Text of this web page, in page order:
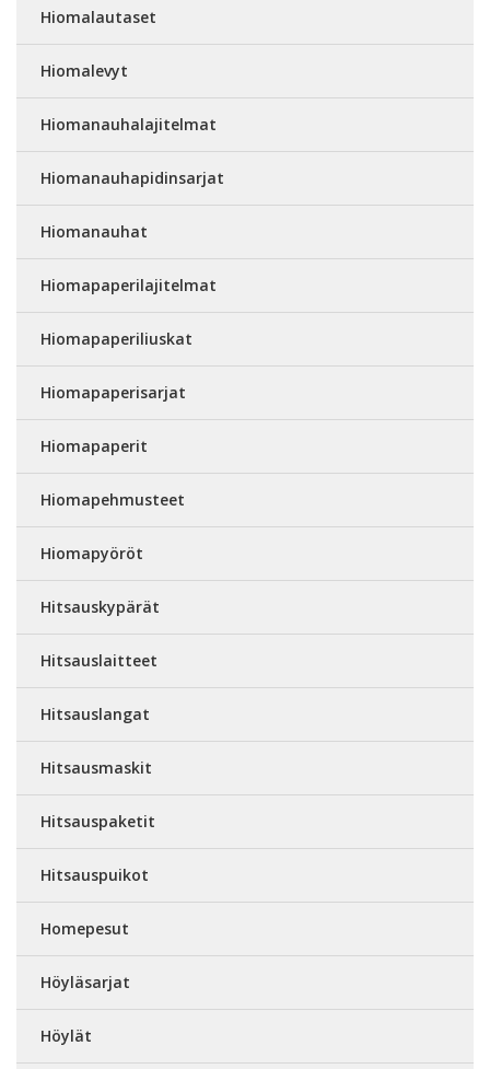
Hiomalautaset
Hiomalevyt
Hiomanauhalajitelmat
Hiomanauhapidinsarjat
Hiomanauhat
Hiomapaperilajitelmat
Hiomapaperiliuskat
Hiomapaperisarjat
Hiomapaperit
Hiomapehmusteet
Hiomapyöröt
Hitsauskypärät
Hitsauslaitteet
Hitsauslangat
Hitsausmaskit
Hitsauspaketit
Hitsauspuikot
Homepesut
Höyläsarjat
Höylät